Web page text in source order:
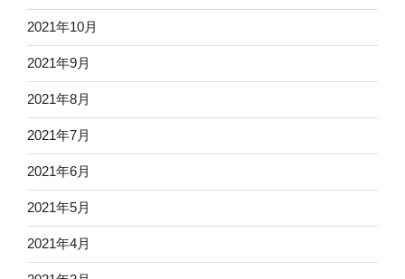
2021年10月
2021年9月
2021年8月
2021年7月
2021年6月
2021年5月
2021年4月